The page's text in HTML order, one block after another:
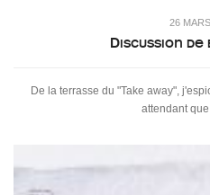
26
Discussion
De la terrasse du "Take away",
attendant